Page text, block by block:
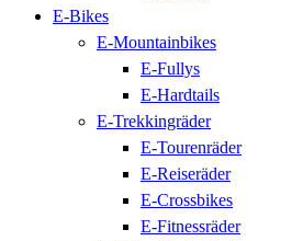
E-Bikes
E-Mountainbikes
E-Fullys
E-Hardtails
E-Trekkingräder
E-Tourenräder
E-Reiseräder
E-Crossbikes
E-Fitnessräder